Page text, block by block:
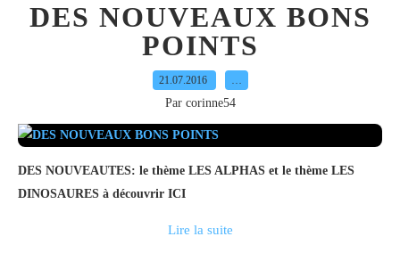
DES NOUVEAUX BONS
POINTS
21.07.2016 …
Par corinne54
DES NOUVEAUTES: le thème LES ALPHAS et le thème LES
DINOSAURES à découvrir ICI
Lire la suite